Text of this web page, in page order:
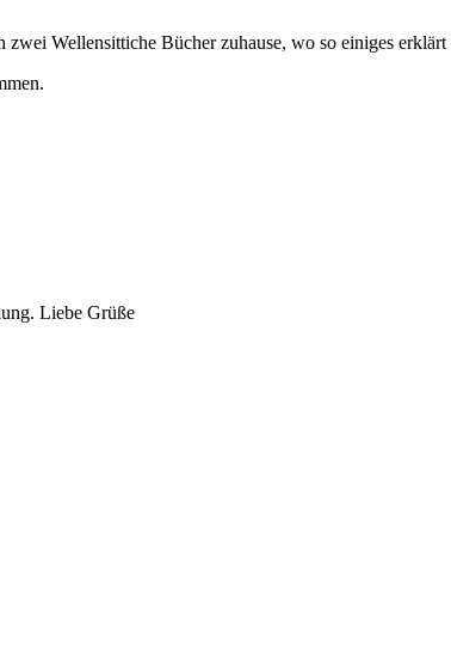
Wellensittiche Bücher zuhause, wo so einiges erklärt
Liebe Grüße